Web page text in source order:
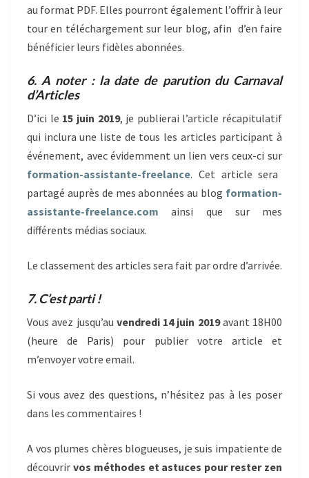
au format PDF. Elles pourront également l’offrir à leur
tour en téléchargement sur leur blog, afin d’en faire
bénéficier leurs fidèles abonnées.
6. A noter : la date de parution du Carnaval
d’Articles
D’ici le 15 juin 2019, je publierai l’article récapitulatif
qui inclura une liste de tous les articles participant à
événement, avec évidemment un lien vers ceux-ci sur
formation-assistante-freelance. Cet article sera
partagé auprès de mes abonnées au blog formation-
assistante-freelance.com ainsi que sur mes
différents médias sociaux.
Le classement des articles sera fait par ordre d’arrivée.
7. C’est parti !
Vous avez jusqu’au vendredi 14 juin 2019avant 18H00
(heure de Paris) pour publier votre article et
m’envoyer votre email.
Si vous avez des questions, n’hésitez pas à les poser
dans les commentaires !
A vos plumes chères blogueuses, je suis impatiente de
découvrir vos méthodes et astuces pour rester zen